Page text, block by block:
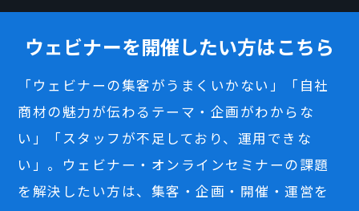
ウェビナーを開催したい方はこちら
「ウェビナーの集客がうまくいかない」「自社
商材の魅力が伝わるテーマ・企画がわからな
い」「スタッフが不足しており、運用できな
い」。ウェビナー・オンラインセミナーの課題
を解決したい方は、集客・企画・開催・運営を